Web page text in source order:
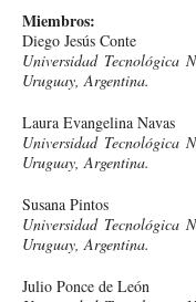
Miembros:
Diego Jesús Conte
Universidad Tecnológica
Uruguay, Argentina.
Laura Evangelina Navas
Universidad Tecnológica
Uruguay, Argentina.
Susana Pintos
Universidad Tecnológica
Uruguay, Argentina.
Julio Ponce de León